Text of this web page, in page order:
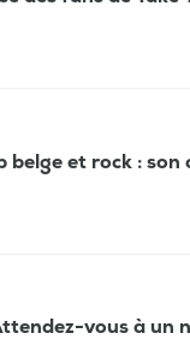
et rock : son
vous à un